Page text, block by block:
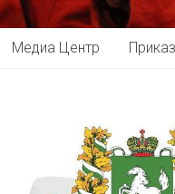
Медиа Центр